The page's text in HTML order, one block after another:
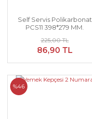
Self Servis Polikarbonat
PCS11 398*279 MM.
225,00 TL
86,90 TL
%46